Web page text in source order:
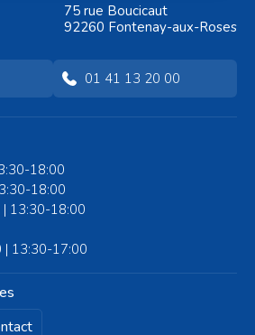
showcase et bal familial
dans le cadre du festival
Danses et Musiques
Ouvertes.
75 rue Boucicaut
92260 Fontenay-aux-Roses
01 41 13 20 00
18:00
18:00
13:30-18:00
| 13:30-17:00